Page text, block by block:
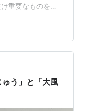
重要なものを入
頻繁に目につく
の目の前から消え
られなくなった
呂敷そのものは
うは余人をもっ
れが憧れに…
ゅう」と「大風